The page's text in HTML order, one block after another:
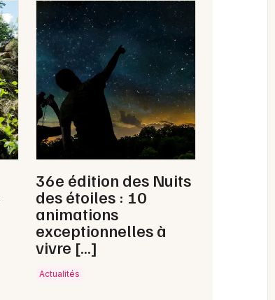
36e édition des Nuits
des étoiles : 10
animations
exceptionnelles à
vivre […]
Actualités